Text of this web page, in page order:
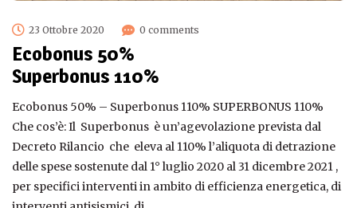
23 Ottobre 2020 0 comments
Ecobonus 50%
Superbonus 110%
Ecobonus 50% – Superbonus 110% SUPERBONUS 110%
Che cos’è: Il Superbonus è un’agevolazione prevista dal
Decreto Rilancio che eleva al 110% l’aliquota di detrazione
delle spese sostenute dal 1° luglio 2020 al 31 dicembre 2021 ,
per specifici interventi in ambito di efficienza energetica, di